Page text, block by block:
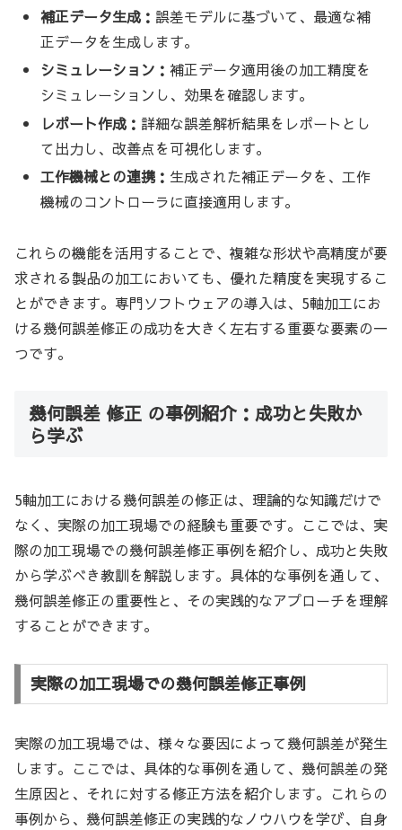
補正データ生成： 誤差モデルに基づいて、最適な補
正データを生成します。
シミュレーション：補正データ適用後の加工精度を
シミュレーションし、効果を確認します。
レポート作成： 詳細な誤差解析結果をレポートとし
て出力し、改善点を可視化します。
工作機械との連携： 生成された補正データを、工作
機械のコントローラに直接適用します。
これらの機能を活用することで、複雑な形状や高精度が要
求される製品の加工においても、優れた精度を実現するこ
とができます。専門ソフトウェアの導入は、5軸加工にお
ける幾何誤差修正の成功を大きく左右する重要な要素の一
つです。
幾何誤差 修正 の事例紹介：成功と失敗か
ら学ぶ
5軸加工における幾何誤差の修正は、理論的な知識だけで
なく、実際の加工現場での経験も重要です。ここでは、実
際の加工現場での幾何誤差修正事例を紹介し、成功と失敗
から学ぶべき教訓を解説します。具体的な事例を通して、
幾何誤差修正の重要性と、その実践的なアプローチを理解
することができます。
実際の加工現場での幾何誤差修正事例
実際の加工現場では、様々な要因によって幾何誤差が発生
します。ここでは、具体的な事例を通して、幾何誤差の発
生原因と、それに対する修正方法を紹介します。これらの
事例から、幾何誤差修正の実践的なノウハウを学び、自身